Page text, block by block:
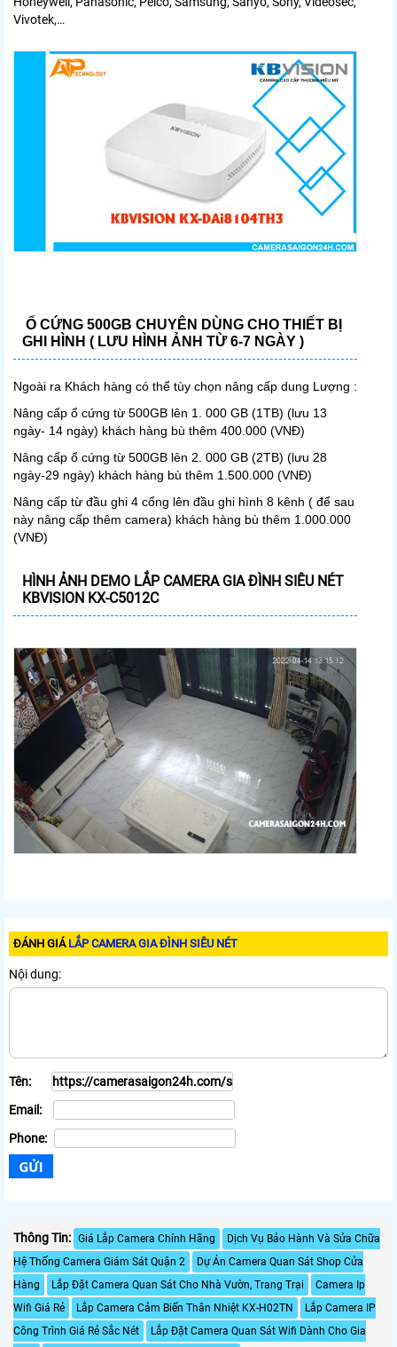
Vivotek,…
Ổ CỨNG 500GB CHUYÊN DÙNG CHO THIẾT BỊ
GHI HÌNH ( LƯU HÌNH ẢNH TỪ 6-7 NGÀY )
Ngoài ra Khách hàng có thể tùy chọn nâng cấp dung Lượng :
Nâng cấp ổ cứng từ 500GB lên 1. 000 GB (1TB) (lưu 13
ngày- 14 ngày) khách hàng bù thêm 400.000 (VNĐ)
Nâng cấp ổ cứng từ 500GB lên 2. 000 GB (2TB) (lưu 28
ngày-29 ngày) khách hàng bù thêm 1.500.000 (VNĐ)
Nâng cấp từ đầu ghi 4 cổng lên đầu ghi hình 8 kênh ( để sau
này nâng cấp thêm camera) khách hàng bù thêm 1.000.000
(VNĐ)
HÌNH ẢNH DEMO LẮP CAMERA GIA ĐÌNH SIÊU NÉT
KBVISION KX-C5012C
ĐÁNH GIÁ LẮP CAMERA GIA ĐÌNH SIÊU NÉT
Nội dung:
Tên:
Email:
Phone:
Thông Tin: Giá Lắp Camera Chính Hãng
Dịch Vụ Bảo Hành Và Sửa Chữa
Hệ Thống Camera Giám Sát Quận 2
Dự Án Camera Quan Sát Shop Cửa
Hàng
Lắp Đặt Camera Quan Sát Cho Nhà Vườn, Trang Trại
Camera Ip
Wifi Giá Rẻ
Lắp Camera Cảm Biến Thân Nhiệt KX-H02TN
Lắp Camera IP
Công Trình Giá Rẻ Sắc Nét
Lắp Đặt Camera Quan Sát Wifi Dành Cho Gia